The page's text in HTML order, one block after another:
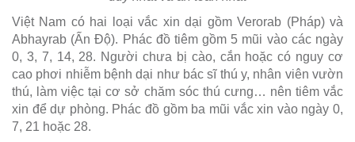
Việt Nam có hai loại vắc xin dại gồm Verorab (Pháp) và
Abhayrab (Ấn Độ). Phác đồ tiêm gồm 5 mũi vào các ngày
0, 3, 7, 14, 28. Người chưa bị cào, cắn hoặc có nguy cơ
cao phơi nhiễm bệnh dại như bác sĩ thú y, nhân viên vườn
thú, làm việc tại cơ sở chăm sóc thú cưng… nên tiêm vắc
xin để dự phòng. Phác đồ gồm ba mũi vắc xin vào ngày 0,
7, 21 hoặc 28.